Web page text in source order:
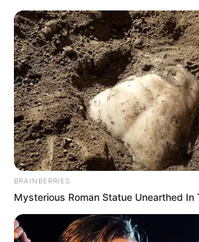
BRAINBERRIES
Mysterious Roman Statue Unearthed In